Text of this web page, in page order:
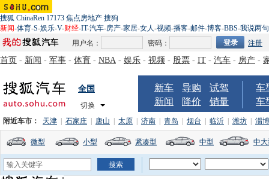
搜狐 ChinaRen 17173 焦点房地产 搜狗
新闻-体育-S-娱乐-V-财经-IT-汽车-房产-家居-女人-视频-播客-邮件-博客-BBS-我说两句
用户名：
密码： 注册
首页 - 新闻 - 军事 - 体育 - NBA - 娱乐 - 视频 - 股票 - IT - 汽车 - 房产 -
全国
切换
新车 导购
试驾
新闻
降价 销量
车
车
附近车市： 天津 石家庄 唐山 太原 济南 青岛 烟台 临沂 潍坊 淄博
微型 小型 紧凑型 中型 中